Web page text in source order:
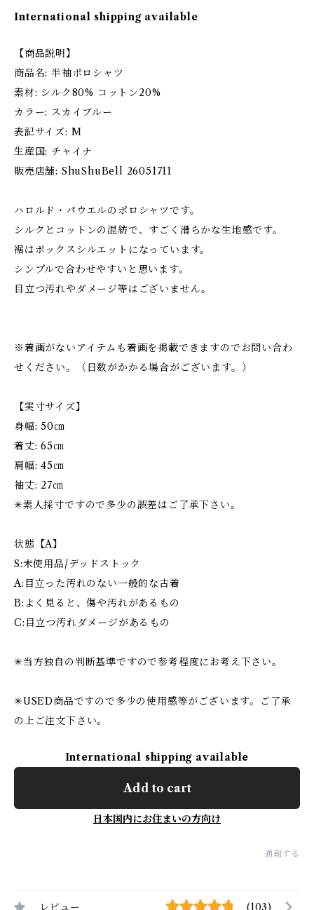
International shipping available
【商品説明】
商品名: 半袖ポロシャツ
素材: シルク80% コットン20%
カラー: スカイブルー
表記サイズ: M
生産国: チャイナ
販売店舗: ShuShuBell 26051711
ハロルド・パウエルのポロシャツです。
シルクとコットンの混紡で、すごく滑らかな生地感です。
裾はボックスシルエットになっています。
シンプルで合わせやすいと思います。
目立つ汚れやダメージ等はございません。
※着画がないアイテムも着画を掲載できますのでお問い合わ
せください。（日数がかかる場合がございます。）
【実寸サイズ】
身幅: 50㎝
着丈: 65㎝
肩幅: 45㎝
袖丈: 27㎝
✳︎素人採寸ですので多少の誤差はご了承下さい。
状態【A】
S:未使用品/デッドストック
A:目立った汚れのない一般的な古着
B:よく見ると、傷や汚れがあるもの
C:目立つ汚れダメージがあるもの
✳︎当方独自の判断基準ですので参考程度にお考え下さい。
✳︎USED商品ですので多少の使用感等がございます。ご了承
の上ご注文下さい。
International shipping available
Add to cart
日本国内にお住まいの方向け
通報する
レビュー (103)